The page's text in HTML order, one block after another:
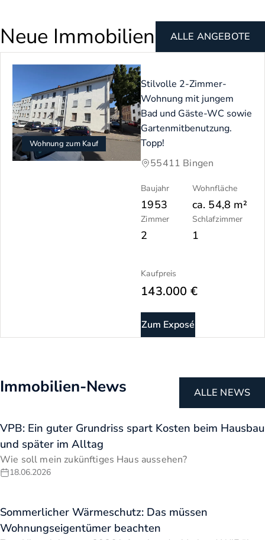
Neue Immobilien ALLE ANGEBOTE
Wohnung zum Kauf
Stilvolle 2-Zimmer-
Wohnung mit jungem
Bad und Gäste-WC sowie
Gartenmitbenutzung.
Topp!
55411 Bingen
Baujahr
1953
Wohnfläche
ca. 54,8 m²
Zimmer
2
Schlafzimmer
1
Kaufpreis
143.000 €
Zum Exposé
Immobilien-News ALLE NEWS
VPB: Ein guter Grundriss spart Kosten beim Hausbau
und später im Alltag
Wie soll mein zukünftiges Haus aussehen?
18.06.2026
Sommerlicher Wärmeschutz: Das müssen
Wohnungseigentümer beachten